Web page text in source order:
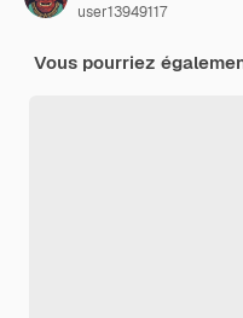
user13949117
Vous pourriez